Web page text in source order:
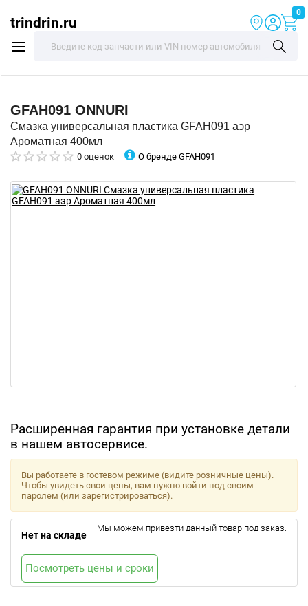
trindrin.ru
0
GFAH091 ONNURI
Смазка универсальная пластика GFAH091 аэр
Ароматная 400мл
0 оценок О бренде GFAH091
Расширенная гарантия при установке детали
в нашем автосервисе.
Вы работаете в гостевом режиме (видите розничные цены).
Чтобы увидеть свои цены, вам нужно войти под своим
паролем (или зарегистрироваться).
Нет на складе
Мы можем привезти данный товар под заказ.
Посмотреть цены и сроки